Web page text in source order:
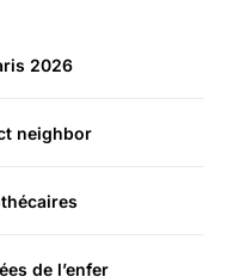
2026
neighbor
de l’enfer